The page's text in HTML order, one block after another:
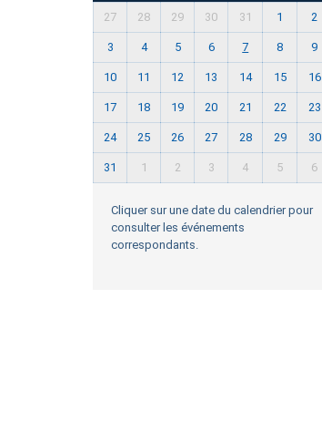
27 28 29 30 31 1 2
3 4 5 6 7 8 9
10 11 12 13 14 15 16
17 18 19 20 21 22 23
24 25 26 27 28 29 30
31 1 2 3 4 5 6
Cliquer sur une date du calendrier pour
consulter les événements
correspondants.